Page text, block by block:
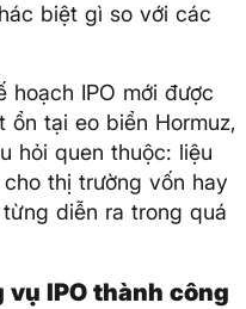
biệt gì so với các
hoạch IPO mới được
ổn tại eo biển Hormuz,
hỏi quen thuộc: liệu
thị trường vốn hay
diễn ra trong quá
IPO thành công